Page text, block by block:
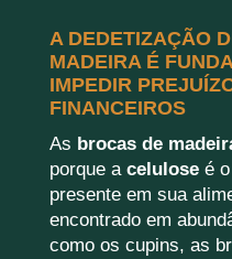
A DEDETIZAÇÃO
MADEIRA É
IMPEDIR
FINANCEIROS
As brocas de
porque a celulose é
presente em sua
encontrado em
como os cupins, as